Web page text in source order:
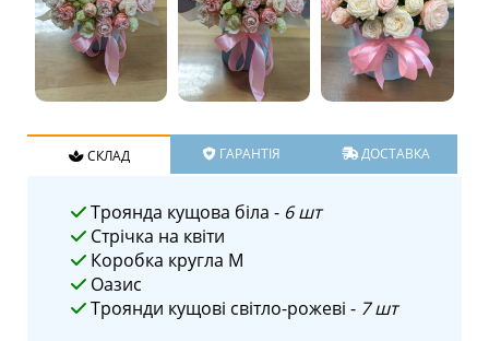
СКЛАД ГАРАНТІЯ ДОСТАВКА
Троянда кущова біла - 6 шт
Стрічка на квіти
Коробка кругла M
Оазис
Троянди кущові світло-рожеві - 7 шт